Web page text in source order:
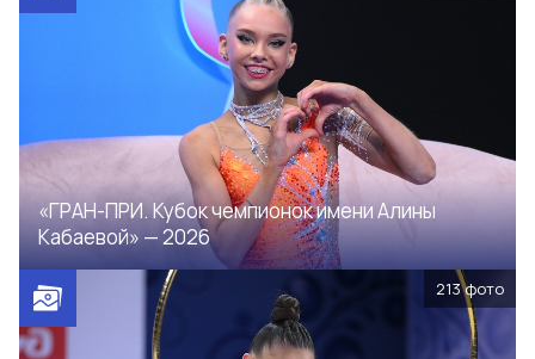
«ГРАН-ПРИ. Кубок чемпионок имени Алины
Кабаевой» — 2026
213фото